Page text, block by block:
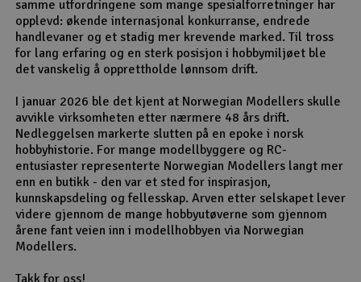
samme utfordringene som mange spesialforretninger har
opplevd: økende internasjonal konkurranse, endrede
handlevaner og et stadig mer krevende marked. Til tross
for lang erfaring og en sterk posisjon i hobbymiljøet ble
det vanskelig å opprettholde lønnsom drift.
I januar 2026 ble det kjent at Norwegian Modellers skulle
avvikle virksomheten etter nærmere 48 års drift.
Nedleggelsen markerte slutten på en epoke i norsk
hobbyhistorie. For mange modellbyggere og RC-
entusiaster representerte Norwegian Modellers langt mer
enn en butikk - den var et sted for inspirasjon,
kunnskapsdeling og fellesskap. Arven etter selskapet lever
videre gjennom de mange hobbyutøverne som gjennom
årene fant veien inn i modellhobbyen via Norwegian
Modellers.
Takk for oss!